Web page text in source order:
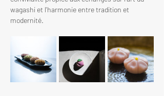
wagashi et l'harmonie entre tradition et
modernité.